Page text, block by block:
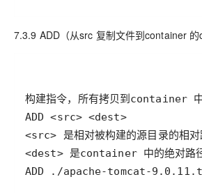
7.3.9 ADD（从src 复制文件到container 的
ADD ./apache-tomcat-